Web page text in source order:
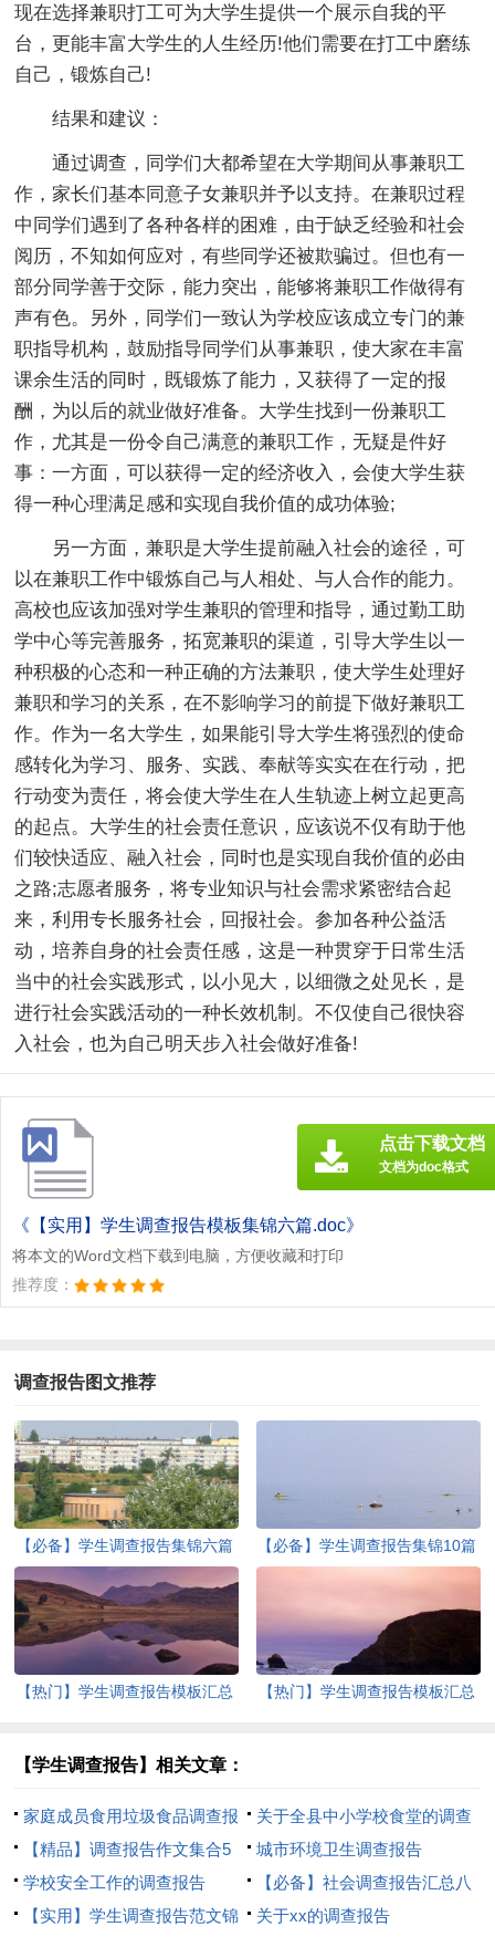
现在选择兼职打工可为大学生提供一个展示自我的平
台，更能丰富大学生的人生经历!他们需要在打工中磨练
自己，锻炼自己!
结果和建议：
通过调查，同学们大都希望在大学期间从事兼职工
作，家长们基本同意子女兼职并予以支持。在兼职过程
中同学们遇到了各种各样的困难，由于缺乏经验和社会
阅历，不知如何应对，有些同学还被欺骗过。但也有一
部分同学善于交际，能力突出，能够将兼职工作做得有
声有色。另外，同学们一致认为学校应该成立专门的兼
职指导机构，鼓励指导同学们从事兼职，使大家在丰富
课余生活的同时，既锻炼了能力，又获得了一定的报
酬，为以后的就业做好准备。大学生找到一份兼职工
作，尤其是一份令自己满意的兼职工作，无疑是件好
事：一方面，可以获得一定的经济收入，会使大学生获
得一种心理满足感和实现自我价值的成功体验;
另一方面，兼职是大学生提前融入社会的途径，可
以在兼职工作中锻炼自己与人相处、与人合作的能力。
高校也应该加强对学生兼职的管理和指导，通过勤工助
学中心等完善服务，拓宽兼职的渠道，引导大学生以一
种积极的心态和一种正确的方法兼职，使大学生处理好
兼职和学习的关系，在不影响学习的前提下做好兼职工
作。作为一名大学生，如果能引导大学生将强烈的使命
感转化为学习、服务、实践、奉献等实实在在行动，把
行动变为责任，将会使大学生在人生轨迹上树立起更高
的起点。大学生的社会责任意识，应该说不仅有助于他
们较快适应、融入社会，同时也是实现自我价值的必由
之路;志愿者服务，将专业知识与社会需求紧密结合起
来，利用专长服务社会，回报社会。参加各种公益活
动，培养自身的社会责任感，这是一种贯穿于日常生活
当中的社会实践形式，以小见大，以细微之处见长，是
进行社会实践活动的一种长效机制。不仅使自己很快容
入社会，也为自己明天步入社会做好准备!
《【实用】学生调查报告模板集锦六篇.doc》
将本文的Word文档下载到电脑，方便收藏和打印
推荐度：
点击下载文档
文档为doc格式
调查报告图文推荐
【必备】学生调查报告集锦六篇 【必备】学生调查报告集锦10篇
【热门】学生调查报告模板汇总
【热门】学生调查报告模板汇总
【学生调查报告】相关文章：
家庭成员食用垃圾食品调查报
告
关于全县中小学校食堂的调查
报告
【精品】调查报告作文集合5
篇
城市环境卫生调查报告
学校安全工作的调查报告
【必备】社会调查报告汇总八
篇
【实用】学生调查报告范文锦 关于xx的调查报告